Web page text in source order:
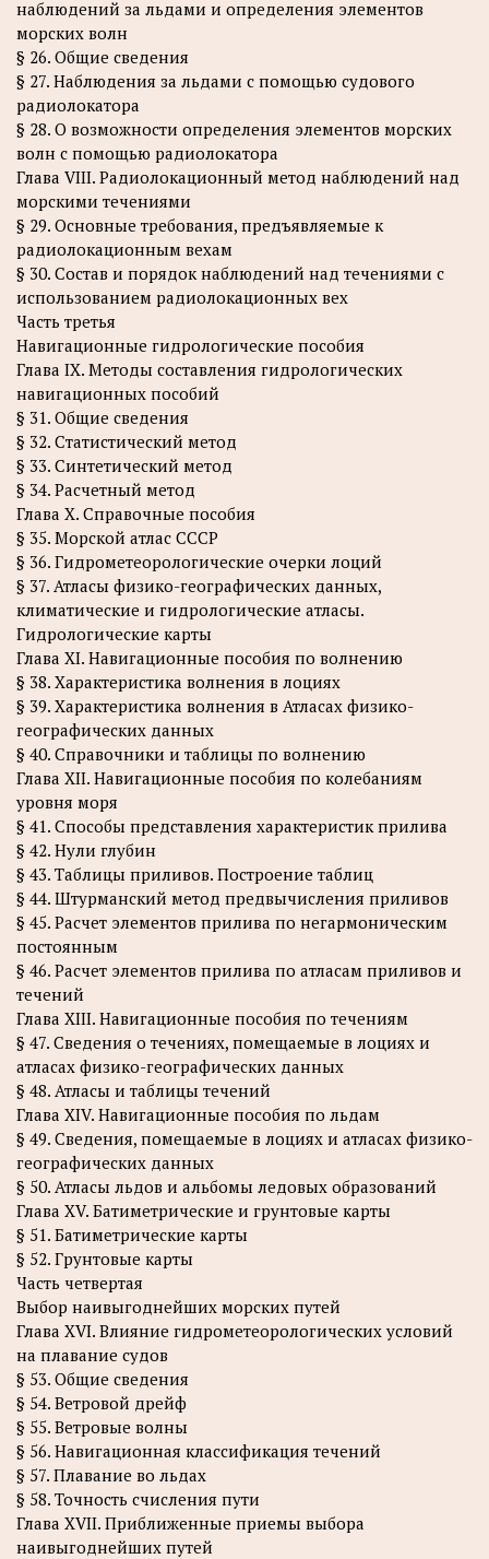
наблюдений за льдами и определения элементов
морских волн
§ 26. Общие сведения
§ 27. Наблюдения за льдами с помощью судового
радиолокатора
§ 28. О возможности определения элементов морских
волн с помощью радиолокатора
Глава VIII. Радиолокационный метод наблюдений над
морскими течениями
§ 29. Основные требования, предъявляемые к
радиолокационным вехам
§ 30. Состав и порядок наблюдений над течениями с
использованием радиолокационных вех
Часть третья
Навигационные гидрологические пособия
Глава IX. Методы составления гидрологических
навигационных пособий
§ 31. Общие сведения
§ 32. Статистический метод
§ 33. Синтетический метод
§ 34. Расчетный метод
Глава X. Справочные пособия
§ 35. Морской атлас СССР
§ 36. Гидрометеорологические очерки лоций
§ 37. Атласы физико-географических данных,
климатические и гидрологические атласы.
Гидрологические карты
Глава XI. Навигационные пособия по волнению
§ 38. Характеристика волнения в лоциях
§ 39. Характеристика волнения в Атласах физико-
географических данных
§ 40. Справочники и таблицы по волнению
Глава XII. Навигационные пособия по колебаниям
уровня моря
§ 41. Способы представления характеристик прилива
§ 42. Нули глубин
§ 43. Таблицы приливов. Построение таблиц
§ 44. Штурманский метод предвычисления приливов
§ 45. Расчет элементов прилива по негармоническим
постоянным
§ 46. Расчет элементов прилива по атласам приливов и
течений
Глава XIII. Навигационные пособия по течениям
§ 47. Сведения о течениях, помещаемые в лоциях и
атласах физико-географических данных
§ 48. Атласы и таблицы течений
Глава XIV. Навигационные пособия по льдам
§ 49. Сведения, помещаемые в лоциях и атласах физико-
географических данных
§ 50. Атласы льдов и альбомы ледовых образований
Глава XV. Батиметрические и грунтовые карты
§ 51. Батиметрические карты
§ 52. Грунтовые карты
Часть четвертая
Выбор наивыгоднейших морских путей
Глава XVI. Влияние гидрометеорологических условий
на плавание судов
§ 53. Общие сведения
§ 54. Ветровой дрейф
§ 55. Ветровые волны
§ 56. Навигационная классификация течений
§ 57. Плавание во льдах
§ 58. Точность счисления пути
Глава XVII. Приближенные приемы выбора
наивыгоднейших путей